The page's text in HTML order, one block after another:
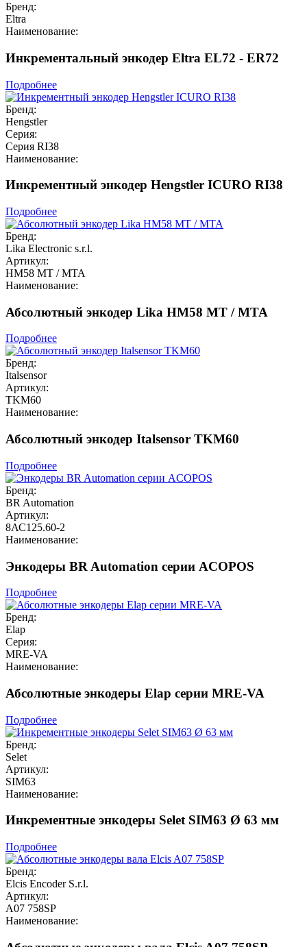
Бренд:
Eltra
Наименование:
Инкрементальный энкодер Eltra EL72 - ER72
Подробнее
Бренд:
Hengstler
Серия:
Серия RI38
Наименование:
Инкрементный энкодер Hengstler ICURO RI38
Подробнее
Бренд:
Lika Electronic s.r.l.
Артикул:
HM58 MT / MTA
Наименование:
Абсолютный энкодер Lika HM58 MT / MTA
Подробнее
Бренд:
Italsensor
Артикул:
TKM60
Наименование:
Абсолютный энкодер Italsensor TKM60
Подробнее
Бренд:
BR Automation
Артикул:
8АС125.60-2
Наименование:
Энкодеры BR Automation серии ACOPOS
Подробнее
Бренд:
Elap
Серия:
MRE-VA
Наименование:
Абсолютные энкодеры Elap серии MRE-VA
Подробнее
Бренд:
Selet
Артикул:
SIM63
Наименование:
Инкрементные энкодеры Selet SIM63 Ø 63 мм
Подробнее
Бренд:
Elcis Encoder S.r.l.
Артикул:
A07 758SP
Наименование: